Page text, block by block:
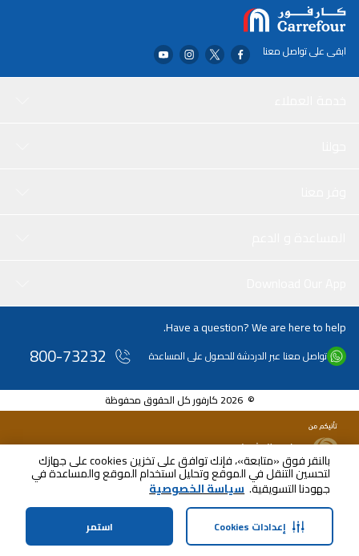
بالنقر فوق «متابعة»، فإنك توافق على تخزين cookies على جهازك
لتحسين التنقل في الموقع وتحليل استخدام الموقع والمساعدة في
جهودنا التسويقية. سياسة الخصوصية
استمر إعدادات Cookies
الرئيسية الفئات الملف الشخصي سلة التسوق
ابقى على تواصل معنا
Have a question? We are here to help.
تواصل معنا عبر الدردشة للحصول على المساعدة 800-73232
© 2026 كارفور كل الحقوق محفوظة